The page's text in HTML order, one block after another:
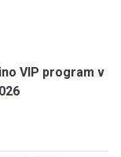
VIP program v